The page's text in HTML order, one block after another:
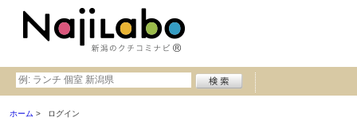
ホーム ログイン